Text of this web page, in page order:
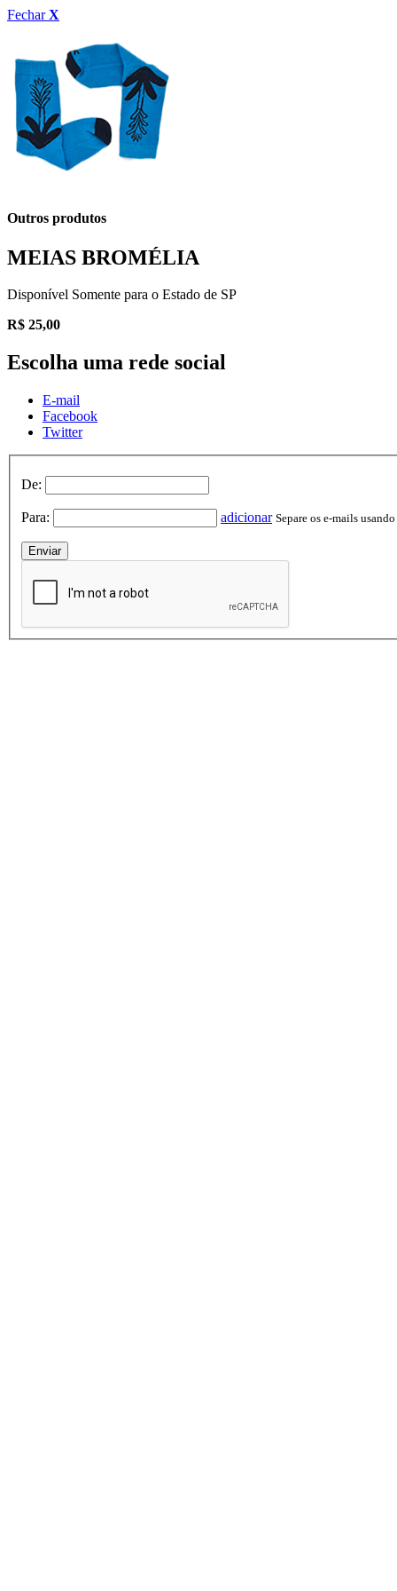
FecharX
Outros produtos
MEIAS BROMÉLIA
Disponível Somente para o Estado de SP
R$ 25,00
Escolha uma rede social
E-mail
Facebook
Twitter
De:
Para: adicionar Separe os e-mails